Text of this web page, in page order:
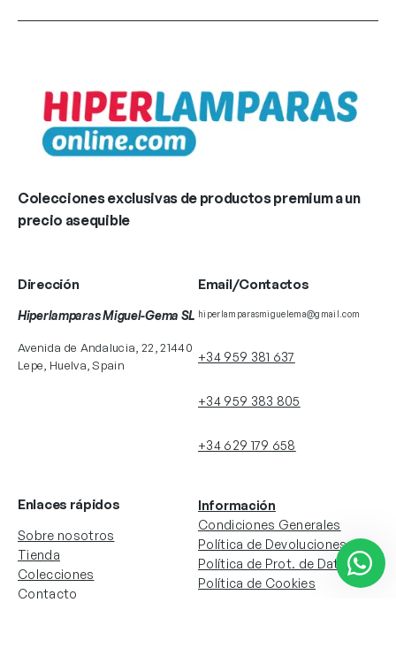
Colecciones exclusivas de productos premium a un
precio asequible
Dirección
Hiperlamparas Miguel-Gema SL
Avenida de Andalucia, 22, 21440
Lepe, Huelva, Spain
Email/Contactos
hiperlamparasmiguelema@gmail.com
+34 959 381 637
+34 959 383 805
+34 629 179 658
Enlaces rápidos
Sobre nosotros
Tienda
Colecciones
Contacto
Información
Condiciones Generales
Política de Devoluciones
Política de Prot. de Datos
Política de Cookies